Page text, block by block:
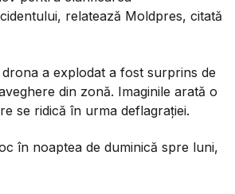
relatează Moldpres, citată
a explodat a fost surprins de
din zonă. Imaginile arată o
se ridică în urma deflagrației.
în noaptea de duminică spre luni,